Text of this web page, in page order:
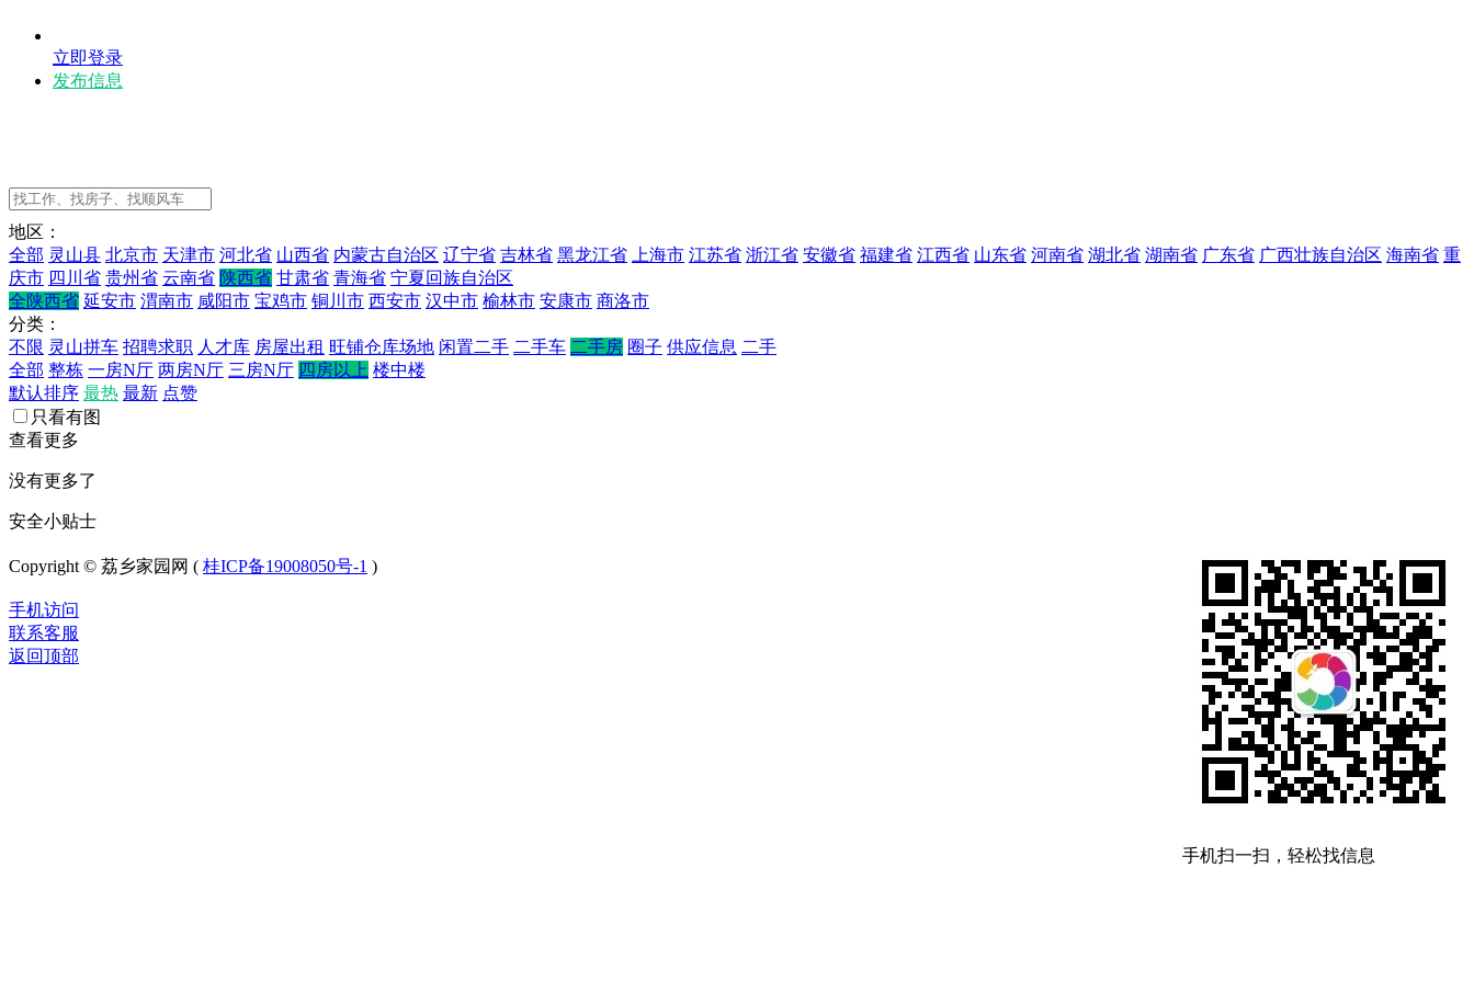
立即登录
发布信息
地区：
全部 灵山县 北京市 天津市 河北省 山西省 内蒙古自治区 辽宁省 吉林省 黑龙江省 上海市 江苏省 浙江省 安徽省 福建省 江西省 山东省 河南省 湖北省 湖南省 广东省 广西壮族自治区 海南省 重
庆市 四川省 贵州省 云南省 陕西省 甘肃省 青海省 宁夏回族自治区
全陕西省 延安市 渭南市 咸阳市 宝鸡市 铜川市 西安市 汉中市 榆林市 安康市 商洛市
分类：
不限 灵山拼车 招聘求职 人才库 房屋出租 旺铺仓库场地 闲置二手 二手车 二手房 圈子 供应信息 二手
全部 整栋 一房N厅 两房N厅 三房N厅 四房以上 楼中楼
默认排序 最热 最新 点赞
只看有图
查看更多
没有更多了
安全小贴士
手机扫一扫，轻松找信息
Copyright © 荔乡家园网 ( 桂ICP备19008050号-1 )
手机访问
联系客服
返回顶部